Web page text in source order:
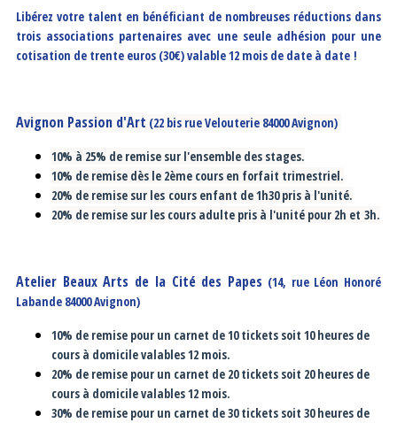
Libérez votre talent en bénéficiant de nombreuses réductions dans
trois associations partenaires avec une seule adhésion pour une
cotisation de trente euros (30€) valable 12 mois de date à date !
Avignon Passion d'Art (22 bis rue Velouterie 84000 Avignon)
10% à 25% de remise sur l'ensemble des stages.
10% de remise dès le 2ème cours en forfait trimestriel.
20% de remise sur les cours enfant de 1h30 pris à l'unité.
20% de remise sur les cours adulte pris à l'unité pour 2h et 3h.
Atelier Beaux Arts de la Cité des Papes (14, rue Léon Honoré
Labande 84000 Avignon)
10% de remise pour un carnet de 10 tickets soit 10 heures de
cours à domicile valables 12 mois.
20% de remise pour un carnet de 20 tickets soit 20 heures de
cours à domicile valables 12 mois.
30% de remise pour un carnet de 30 tickets soit 30 heures de